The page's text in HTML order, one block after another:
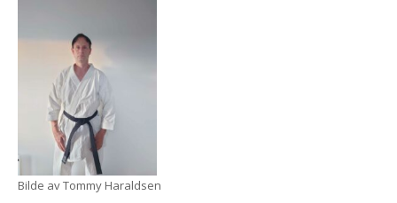
Bilde av Tommy Haraldsen